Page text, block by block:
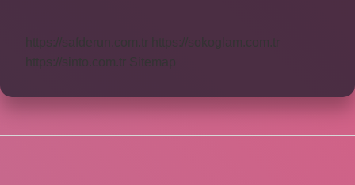
https://safderun.com.tr
https://sokoglam.com.tr
https://sinto.com.tr
Sitemap